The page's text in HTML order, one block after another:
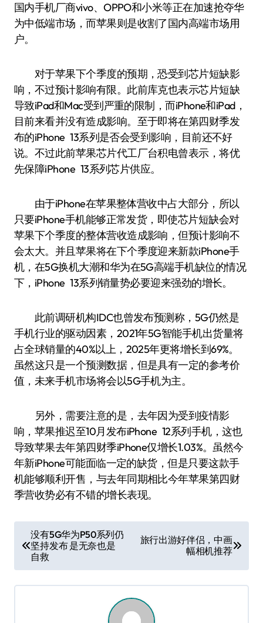
国内手机厂商vivo、OPPO和小米等正在加速抢夺华
为中低端市场，而苹果则是收割了国内高端市场用
户。
对于苹果下个季度的预期，恐受到芯片短缺影
响，不过预计影响有限。此前库克也表示芯片短缺
导致iPad和Mac受到严重的限制，而iPhone和iPad，
目前来看并没有造成影响。至于即将在第四财季发
布的iPhone 13系列是否会受到影响，目前还不好
说。不过此前苹果芯片代工厂台积电曾表示，将优
先保障iPhone 13系列芯片供应。
由于iPhone在苹果整体营收中占大部分，所以
只要iPhone手机能够正常发货，即使芯片短缺会对
苹果下个季度的整体营收造成影响，但预计影响不
会太大。并且苹果将在下个季度迎来新款iPhone手
机，在5G换机大潮和华为在5G高端手机缺位的情况
下，iPhone 13系列销量势必要迎来强劲的增长。
此前调研机构IDC也曾发布预测称，5G仍然是
手机行业的驱动因素，2021年5G智能手机出货量将
占全球销量的40%以上，2025年更将增长到69%。
虽然这只是一个预测数据，但是具有一定的参考价
值，未来手机市场将会以5G手机为主。
另外，需要注意的是，去年因为受到疫情影
响，苹果推迟至10月发布iPhone 12系列手机，这也
导致苹果去年第四财季iPhone仅增长1.03%。虽然今
年新iPhone可能面临一定的缺货，但是只要这款手
机能够顺利开售，与去年同期相比今年苹果第四财
季营收势必有不错的增长表现。
章
导
航
没有5G华为P50系列仍
坚持发布 是无奈也是
自救
旅行出游好伴侣，中画
幅相机推荐